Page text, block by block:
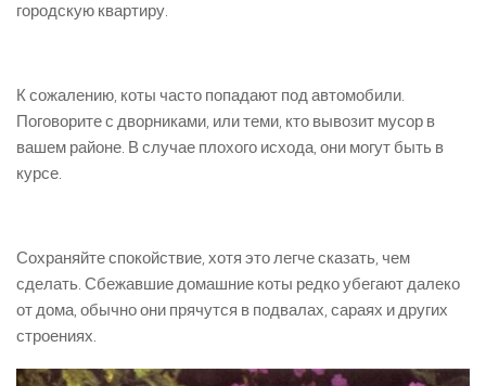
городскую квартиру.
К сожалению, коты часто попадают под автомобили.
Поговорите с дворниками, или теми, кто вывозит мусор в
вашем районе. В случае плохого исхода, они могут быть в
курсе.
Сохраняйте спокойствие, хотя это легче сказать, чем
сделать. Сбежавшие домашние коты редко убегают далеко
от дома, обычно они прячутся в подвалах, сараях и других
строениях.